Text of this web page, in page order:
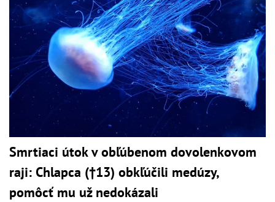
Smrtiaci útok v obľúbenom dovolenkovom
raji: Chlapca (†13) obkľúčili medúzy,
pomôcť mu už nedokázali